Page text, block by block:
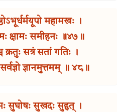
महामखः ।
क्षामः समीहनः ॥४७॥
क्रतुः सत्रं सतां गतिः ।
ज्ञानमुत्तमम् ॥ ४८॥
सुघोषः सुखदः सुहृत् ।